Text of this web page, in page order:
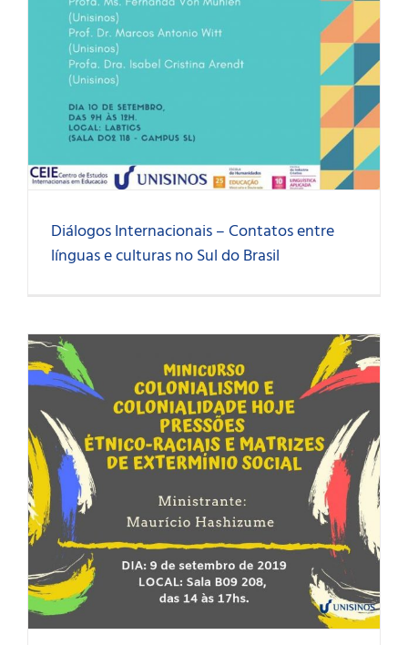
Diálogos Internacionais – Contatos entre
línguas e culturas no Sul do Brasil